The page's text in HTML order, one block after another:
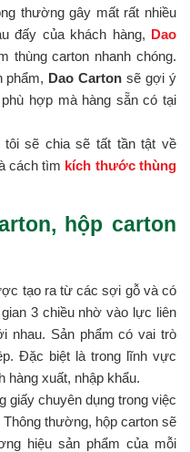
thường gây mất rất nhiều
đấy của khách hàng, Dao
thùng carton nhanh chóng.
phẩm, Dao Carton sẽ gợi ý
hợp mà hàng sẵn có tại
tôi sẽ chia sẽ tất tần tật về
cách tìm kích thước thùng
hộp carton
tạo ra từ các sợi gỗ và có
3 chiều nhờ vào lực liên
nhau. Sản phẩm có vai trò
Đặc biệt là trong lĩnh vực
hàng xuất, nhập khẩu.
giấy chuyên dụng trong việc
thường, hộp carton sẽ
hiệu sản phẩm của mỗi